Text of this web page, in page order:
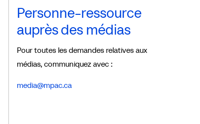
Personne-ressource
auprès des médias
Pour toutes les demandes relatives aux
médias, communiquez avec :
media@mpac.ca